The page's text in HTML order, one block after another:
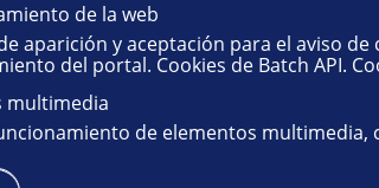
de la web
aparición y aceptación para el aviso
del portal. Cookies de Batch API.
multimedia
de elementos multimedia,